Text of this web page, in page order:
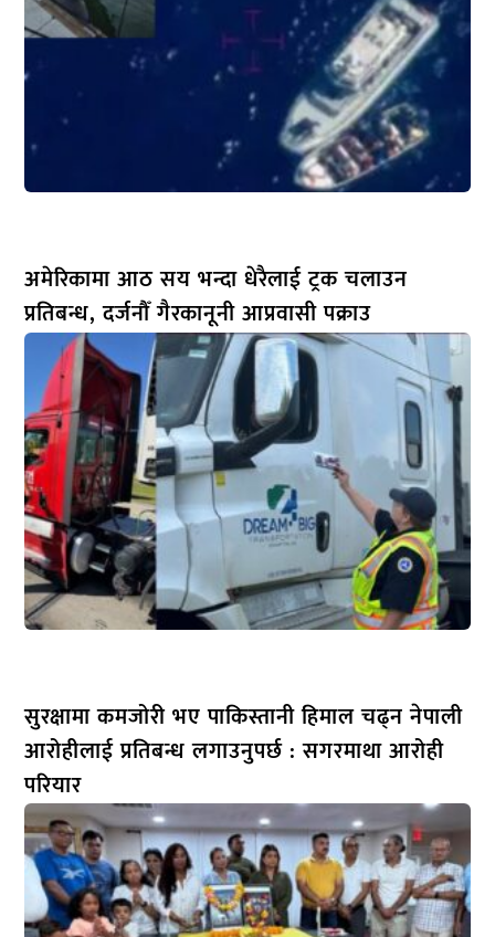
अमेरिकामा आठ सय भन्दा धेरैलाई ट्रक चलाउन
प्रतिबन्ध, दर्जनौँ गैरकानूनी आप्रवासी पक्राउ
सुरक्षामा कमजोरी भए पाकिस्तानी हिमाल चढ्न नेपाली
आरोहीलाई प्रतिबन्ध लगाउनुपर्छ : सगरमाथा आरोही
परियार